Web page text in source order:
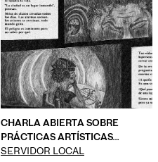
CHARLA ABIERTA SOBRE
PRÁCTICAS ARTÍSTICAS
SONORAS X SOUND NINJA
SERVIDOR LOCAL